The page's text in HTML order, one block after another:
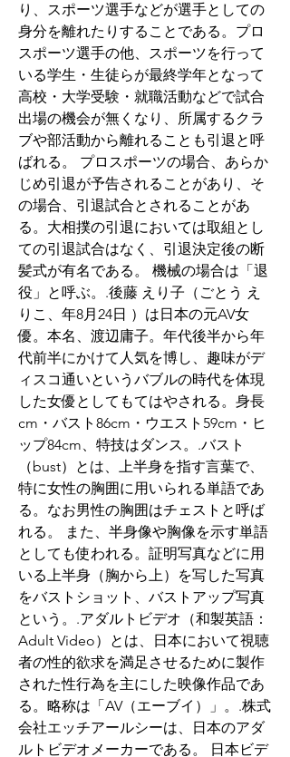
り、スポーツ選手などが選手としての
身分を離れたりすることである。プロ
スポーツ選手の他、スポーツを行って
いる学生・生徒らが最終学年となって
高校・大学受験・就職活動などで試合
出場の機会が無くなり、所属するクラ
ブや部活動から離れることも引退と呼
ばれる。 プロスポーツの場合、あらか
じめ引退が予告されることがあり、そ
の場合、引退試合とされることがあ
る。大相撲の引退においては取組とし
ての引退試合はなく、引退決定後の断
髪式が有名である。 機械の場合は「退
役」と呼ぶ。.後藤 えり子（ごとう え
りこ、年8月24日 ）は日本の元AV女
優。本名、渡辺庸子。年代後半から年
代前半にかけて人気を博し、趣味がデ
ィスコ通いというバブルの時代を体現
した女優としてもてはやされる。身長
cm・バスト86cm・ウエスト59cm・ヒ
ップ84cm、特技はダンス。.バスト
（bust）とは、上半身を指す言葉で、
特に女性の胸囲に用いられる単語であ
る。なお男性の胸囲はチェストと呼ば
れる。 また、半身像や胸像を示す単語
としても使われる。証明写真などに用
いる上半身（胸から上）を写した写真
をバストショット、バストアップ写真
という。.アダルトビデオ（和製英語：
Adult Video）とは、日本において視聴
者の性的欲求を満足させるために製作
された性行為を主にした映像作品であ
る。略称は「AV（エーブイ）」。.株式
会社エッチアールシーは、日本のアダ
ルトビデオメーカーである。 日本ビデ